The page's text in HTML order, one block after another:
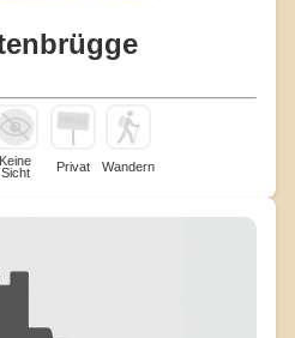
Keine
Sicht
Privat Wandern